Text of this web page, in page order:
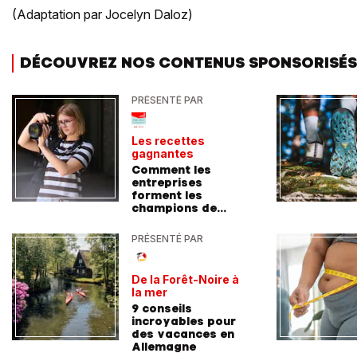
(Adaptation par Jocelyn Daloz)
DÉCOUVREZ NOS CONTENUS SPONSORISÉS
PRÉSENTÉ PAR
Les recettes
gagnantes
Comment les
entreprises
forment les
champions de
PRÉSENTÉ PAR
De la Forêt-Noire à
la mer
9 conseils
incroyables pour
des vacances en
Allemagne